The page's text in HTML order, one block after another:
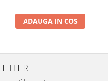
ADAUGA IN COS